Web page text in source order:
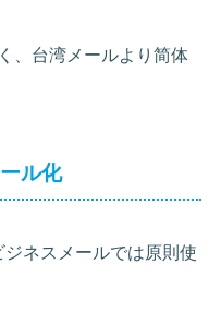
、台湾メールより简体
ル化
ネスメールでは原則使